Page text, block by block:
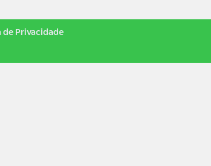
de Privacidade